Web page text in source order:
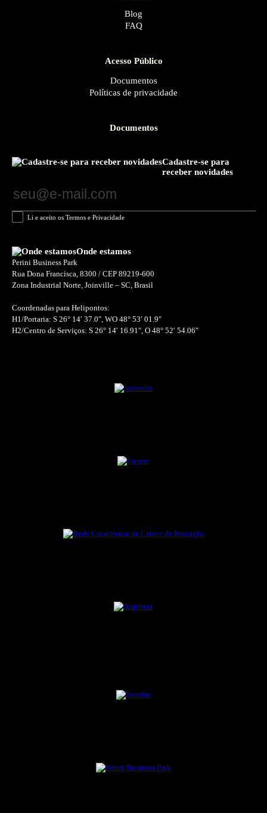
Blog
FAQ
Acesso Público
Documentos
Políticas de privacidade
Documentos
Cadastre-se para
receber novidades
Li e aceito os Termos e Privacidade
Onde estamos
Perini Business Park
Rua Dona Francisca, 8300 / CEP 89219-600
Zona Industrial Norte, Joinville – SC, Brasil
Coordenadas para Helipontos:
H1/Portaria: S 26° 14′ 37.0″, WO 48° 53′ 01.9″
H2/Centro de Serviços: S 26° 14′ 16.91″, O 48° 52′ 54.06″